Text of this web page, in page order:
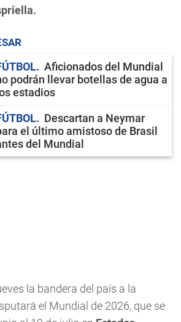
Aficionados del Mundial
podrán llevar botellas de agua a
estadios
Descartan a Neymar
el último amistoso de Brasil
del Mundial
la bandera del país a la
el Mundial de 2026, que se